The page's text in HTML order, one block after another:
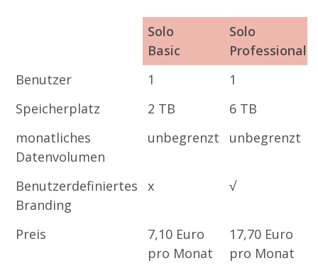
Solo
Basic
Solo
Professional
Solo
Solo
Benutzer 1 1
Speicherplatz
2 TB 6 TB
monatliches
Datenvolumen
unbegrenzt unbegrenzt
Benutzerdefiniertes
Branding
x √
Preis
7,10 Euro
pro Monat
17,70 Euro
pro Monat